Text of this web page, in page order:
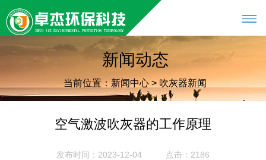
新闻动态
当前位置：新闻中心 > 吹灰器新闻
空气激波吹灰器的工作原理
发布时间：2023-12-04
点击：2186